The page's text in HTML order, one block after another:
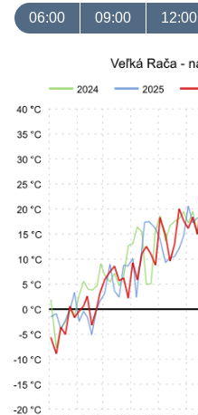
06:00 09:00 12:00